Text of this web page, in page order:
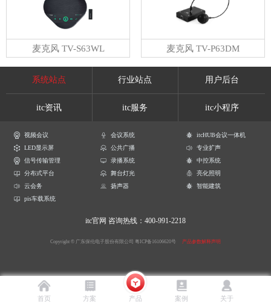
麦克风 TV-S63WL 麦克风 TV-P63DM
系统站点 行业站点 用户后台
itc资讯 itc服务 itc小程序
视频会议 会议系统
itcHUB会议一体机
LED显示屏
公共广播
专业扩声
信号传输管理
录播系统
中控系统
分布式平台
舞台灯光
亮化照明
云会务
扬声器
智能建筑
pis车载系统
itc官网 咨询热线：400-991-2218
Copyright © 广东保伦电子股份有限公司 粤ICP备16106620号 产品参数解释声明
首页 方案 产品 案例 关于